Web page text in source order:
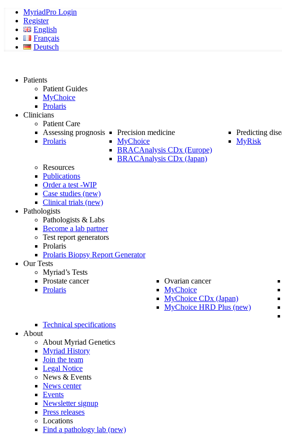
MyriadPro Login
Register
English
Français
Deutsch
Patients
Patient Guides
MyChoice
Prolaris
Clinicians
Patient Care
Assessing prognosis
Prolaris
Precision medicine
MyChoice
BRACAnalysis CDx (Europe)
BRACAnalysis CDx (Japan)
Predicting
MyRisk
Resources
Publications
Order a test -WIP
Case studies (new)
Clinical trials (new)
Pathologists
Pathologists & Labs
Become a lab partner
Test report generators
Prolaris
Prolaris Biopsy Report Generator
Our Tests
Myriad’s Tests
Prostate cancer
Prolaris
Ovarian cancer
MyChoice
MyChoice CDx (Japan)
MyChoice HRD Plus (new)
Technical specifications
About
About Myriad Genetics
Myriad History
Join the team
Legal Notice
News & Events
News center
Events
Newsletter signup
Press releases
Locations
Find a pathology lab (new)